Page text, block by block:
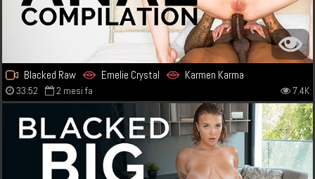
Blacked Raw Emelie Crystal Karmen Karma
33:52 2 mesi fa 7.4K